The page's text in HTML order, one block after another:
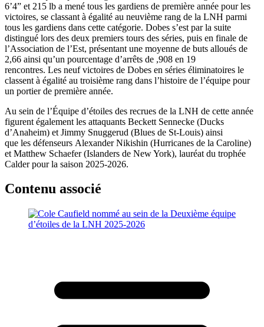
6’4” et 215 lb a mené tous les gardiens de première année pour les
victoires, se classant à égalité au neuvième rang de la LNH parmi
tous les gardiens dans cette catégorie. Dobes s’est par la suite
distingué lors des deux premiers tours des séries, puis en finale de
l’Association de l’Est, présentant une moyenne de buts alloués de
2,66 ainsi qu’un pourcentage d’arrêts de ,908 en 19
rencontres. Les neuf victoires de Dobes en séries éliminatoires le
classent à égalité au troisième rang dans l’histoire de l’équipe pour
un portier de première année.
Au sein de l’Équipe d’étoiles des recrues de la LNH de cette année
figurent également les attaquants Beckett Sennecke (Ducks
d’Anaheim) et Jimmy Snuggerud (Blues de St-Louis) ainsi
que les défenseurs Alexander Nikishin (Hurricanes de la Caroline)
et Matthew Schaefer (Islanders de New York), lauréat du trophée
Calder pour la saison 2025-2026.
Contenu associé